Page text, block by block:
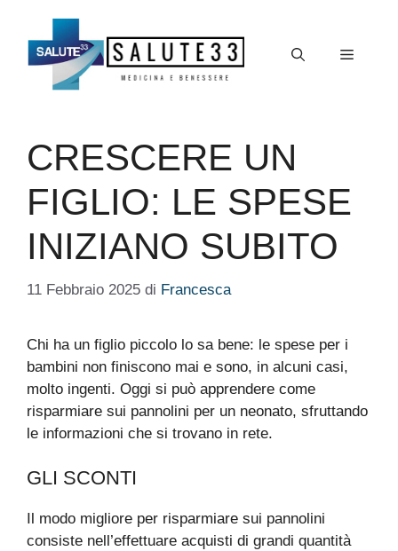
contenuto
Menu
CRESCERE UN
FIGLIO: LE SPESE
INIZIANO SUBITO
11 Febbraio 2025 di Francesca
Chi ha un figlio piccolo lo sa bene: le spese per i
bambini non finiscono mai e sono, in alcuni casi,
molto ingenti. Oggi si può apprendere come
risparmiare sui pannolini per un neonato, sfruttando
le informazioni che si trovano in rete.
GLI SCONTI
Il modo migliore per risparmiare sui pannolini
consiste nell’effettuare acquisti di grandi quantità